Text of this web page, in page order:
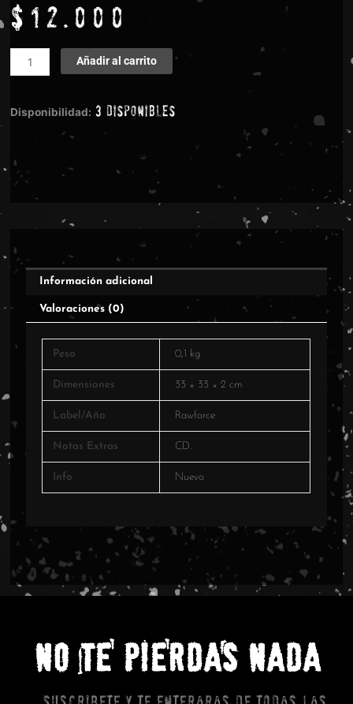
$ 12.000
Invocator
–
From
CD
cantidad
Añadir al carrito
Disponibilidad: 3 disponibles
Información adicional
Valoraciones (0)
Peso 0,1 kg
Dimensiones 33 × 33 × 2 cm
Label/Año Rawforce
Notas Extras CD.
Info Nuevo
NO TE PIERDAS NADA